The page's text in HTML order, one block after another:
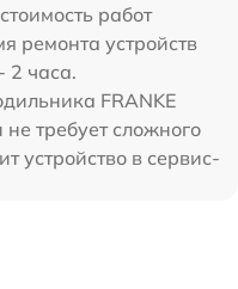
работ
ремонта устройств
2 часа.
FRANKE
требует сложного
устройство в сервис-